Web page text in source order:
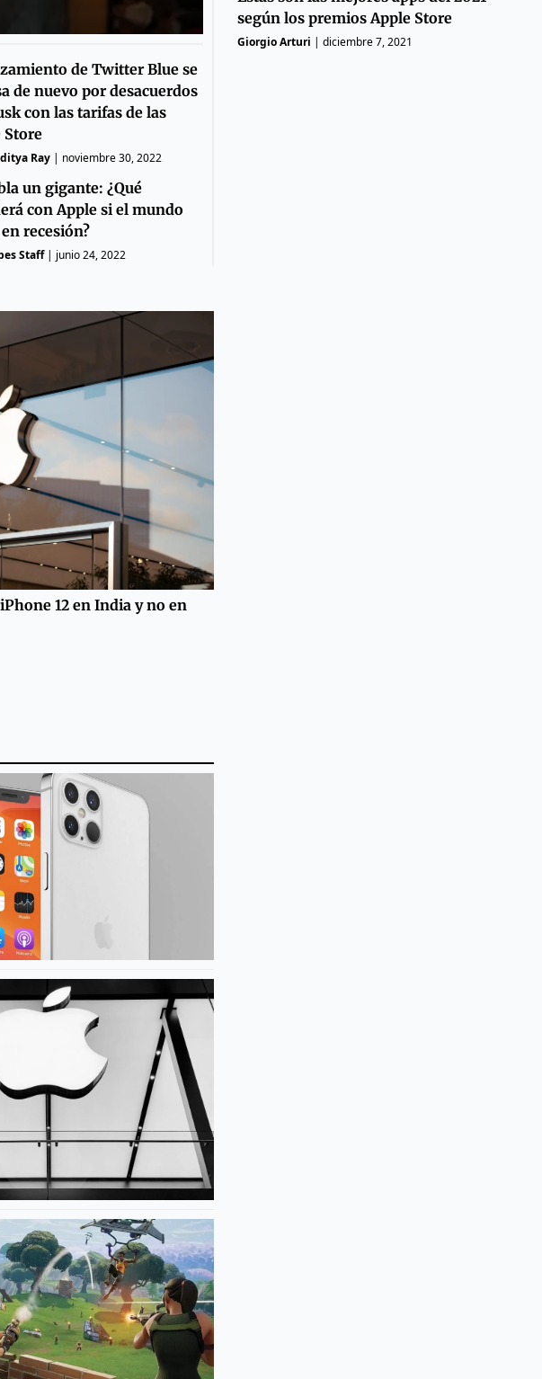
de Twitter Blue se
de nuevo por desacuerdos
con las tarifas de las
Store
Ray| noviembre 30, 2022
un gigante: ¿Qué
con Apple si el mundo
recesión?
Staff| junio 24, 2022
según los premios Apple Store
Giorgio Arturi | diciembre 7, 2021
12 en India y no en